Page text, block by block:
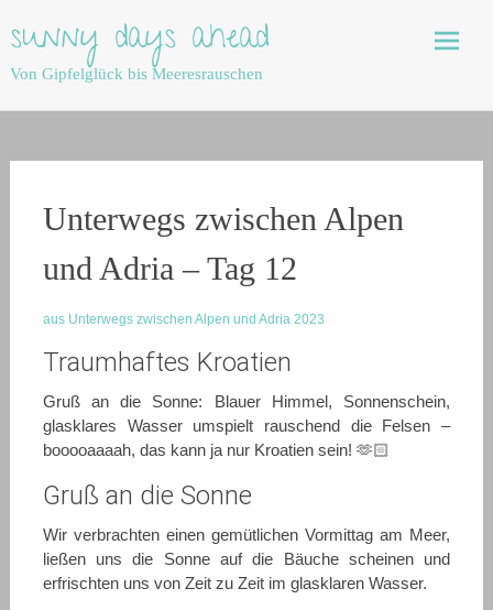
to
content
sunny days ahead
Von Gipfelglück bis Meeresrauschen
Unterwegs zwischen Alpen
und Adria – Tag 12
aus Unterwegs zwischen Alpen und Adria 2023
Traumhaftes Kroatien
Gruß an die Sonne: Blauer Himmel, Sonnenschein,
glasklares Wasser umspielt rauschend die Felsen –
booooaaaah, das kann ja nur Kroatien sein! 🫶🏻
Gruß an die Sonne
Wir verbrachten einen gemütlichen Vormittag am Meer,
ließen uns die Sonne auf die Bäuche scheinen und
erfrischten uns von Zeit zu Zeit im glasklaren Wasser.